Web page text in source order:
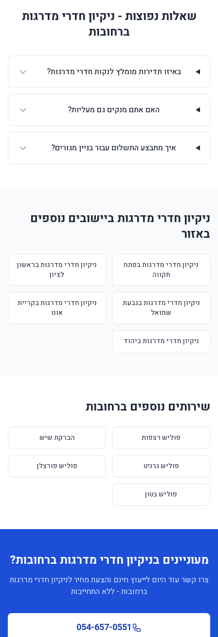
שאלות נפוצות - ניקיון חדרי מדרגות
ברחובות
באיזו תדירות מומלץ לנקות חדרי מדרגות?
האם אתם מנקים גם מעליות?
איך מתבצע התשלום עבור בניין מגורים?
ניקיון חדרי מדרגות ביישובים נוספים
באזור
ניקיון חדרי מדרגות בפתח
תקווה
ניקיון חדרי מדרגות בראשון
לציון
ניקיון חדרי מדרגות בגבעת
שמואל
ניקיון חדרי מדרגות בקריית
אונו
ניקיון חדרי מדרגות ביהוד
שירותים נוספים ברחובות
פוליש רצפות הברקת שיש
פוליש גרניט פוליש פורצלן
פוליש בטון
מעוניינים בניקיון חדרי מדרגות ברחובות?
צרו קשר עוד היום לייעוץ חינם והצעת מחיר לניקיון חדרי מדרגות
ברחובות - ללא התחייבות
054-657-0551